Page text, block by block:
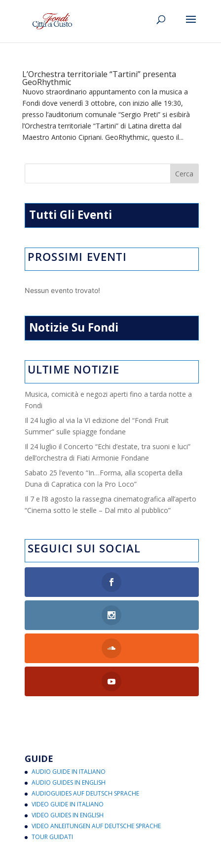
L’Orchestra territoriale “Tartini” presenta
GeoRhythmic
Nuovo straordinario appuntamento con la musica a
Fondi dove venerdì 3 ottobre, con inizio alle 19:30,
presso l’auditorium comunale “Sergio Preti” si esibirà
l’Orchestra territoriale “Tartini” di Latina diretta dal
Maestro Antonio Cipriani. GeoRhythmic, questo il...
Tutti Gli Eventi
PROSSIMI EVENTI
Nessun evento trovato!
Notizie Su Fondi
ULTIME NOTIZIE
Musica, comicità e negozi aperti fino a tarda notte a
Fondi
Il 24 luglio al via la VI edizione del “Fondi Fruit
Summer” sulle spiagge fondane
Il 24 luglio il Concerto “Echi d’estate, tra suoni e luci”
dell’orchestra di Fiati Armonie Fondane
Sabato 25 l’evento “In…Forma, alla scoperta della
Duna di Capratica con la Pro Loco”
Il 7 e l’8 agosto la rassegna cinematografica all’aperto
“Cinema sotto le stelle – Dal mito al pubblico”
SEGUICI SUI SOCIAL
GUIDE
AUDIO GUIDE IN ITALIANO
AUDIO GUIDES IN ENGLISH
AUDIOGUIDES AUF DEUTSCH SPRACHE
VIDEO GUIDE IN ITALIANO
VIDEO GUIDES IN ENGLISH
VIDEO ANLEITUNGEN AUF DEUTSCHE SPRACHE
TOUR GUIDATI